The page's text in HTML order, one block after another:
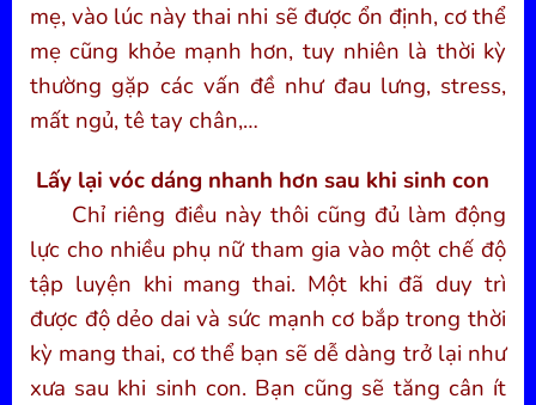
mẹ, vào lúc này thai nhi sẽ được ổn định, cơ thể
mẹ cũng khỏe mạnh hơn, tuy nhiên là thời kỳ
thường gặp các vấn đề như đau lưng, stress,
mất ngủ, tê tay chân,…
Lấy lại vóc dáng nhanh hơn sau khi sinh con
Chỉ riêng điều này thôi cũng đủ làm động
lực cho nhiều phụ nữ tham gia vào một chế độ
tập luyện khi mang thai. Một khi đã duy trì
được độ dẻo dai và sức mạnh cơ bắp trong thời
kỳ mang thai, cơ thể bạn sẽ dễ dàng trở lại như
xưa sau khi sinh con. Bạn cũng sẽ tăng cân ít